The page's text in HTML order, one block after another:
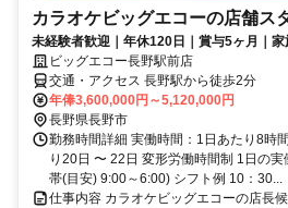
カラオケビッグエコーの店舗ス
未経験者歓迎｜年休120日｜賞与5ヶ月｜
ビッグエコー長野駅前店
交通・アクセス 長野駅から徒歩2分
年俸3,600,000円～5,120,000円
長野県長野市
勤務時間詳細 実働時間：1日あたり8時
り20日 〜 22日 変形労働時間制 1日の
帯(目安) 9:00～6:00) シフト例 10：30...
仕事内容 カラオケビッグエコーの店長